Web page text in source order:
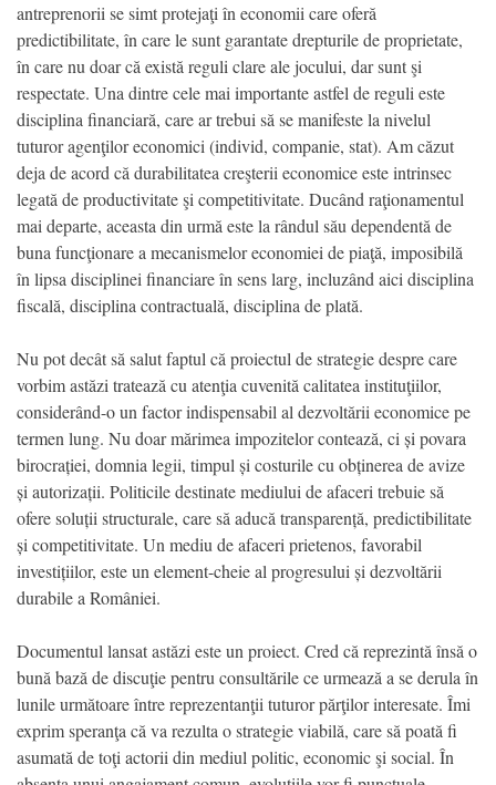
antreprenorii se simt protejaţi în economii care oferă
predictibilitate, în care le sunt garantate drepturile de proprietate,
în care nu doar că există reguli clare ale jocului, dar sunt şi
respectate. Una dintre cele mai importante astfel de reguli este
disciplina financiară, care ar trebui să se manifeste la nivelul
tuturor agenţilor economici (individ, companie, stat). Am căzut
deja de acord că durabilitatea creşterii economice este intrinsec
legată de productivitate şi competitivitate. Ducând raţionamentul
mai departe, aceasta din urmă este la rândul său dependentă de
buna funcţionare a mecanismelor economiei de piaţă, imposibilă
în lipsa disciplinei financiare în sens larg, incluzând aici disciplina
fiscală, disciplina contractuală, disciplina de plată.
Nu pot decât să salut faptul că proiectul de strategie despre care
vorbim astăzi tratează cu atenţia cuvenită calitatea instituţiilor,
considerând-o un factor indispensabil al dezvoltării economice pe
termen lung. Nu doar mărimea impozitelor contează, ci și povara
birocrației, domnia legii, timpul și costurile cu obținerea de avize
și autorizații. Politicile destinate mediului de afaceri trebuie să
ofere soluții structurale, care să aducă transparență, predictibilitate
și competitivitate. Un mediu de afaceri prietenos, favorabil
investițiilor, este un element-cheie al progresului și dezvoltării
durabile a României.
Documentul lansat astăzi este un proiect. Cred că reprezintă însă o
bună bază de discuţie pentru consultările ce urmează a se derula în
lunile următoare între reprezentanţii tuturor părţilor interesate. Îmi
exprim speranţa că va rezulta o strategie viabilă, care să poată fi
asumată de toţi actorii din mediul politic, economic şi social. În